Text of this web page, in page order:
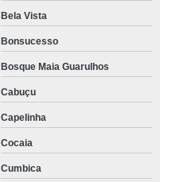
Bela Vista
Bonsucesso
Bosque Maia Guarulhos
Cabuçu
Capelinha
Cocaia
Cumbica